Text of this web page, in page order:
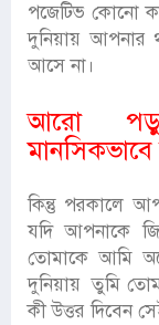
পজেটিভ কোনো
দুনিয়ায় আপনার
আসে না।
আরো
কিন্তু পরকালে
যদি আপনাকে
তোমাকে আমি
দুনিয়ায় তুমি
কী উত্তর দিবেন